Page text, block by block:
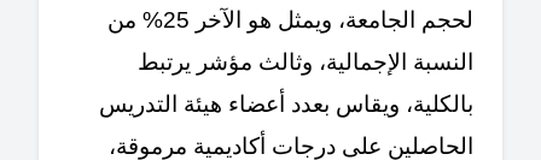
لحجم الجامعة، ويمثل هو الآخر 25% من
النسبة الإجمالية، وثالث مؤشر يرتبط
بالكلية، ويقاس بعدد أعضاء هيئة التدريس
الحاصلين على درجات أكاديمية مرموقة،